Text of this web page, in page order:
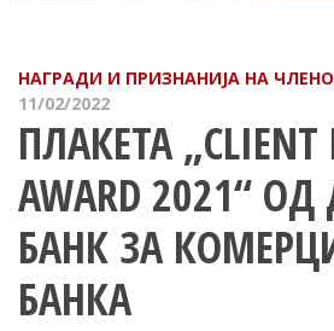
НАГРАДИ И ПРИЗНАНИЈА НА
11/02/2022
ПЛАКЕТА „CLIENT
AWARD 2021“ ОД
БАНК ЗА
БАНКА